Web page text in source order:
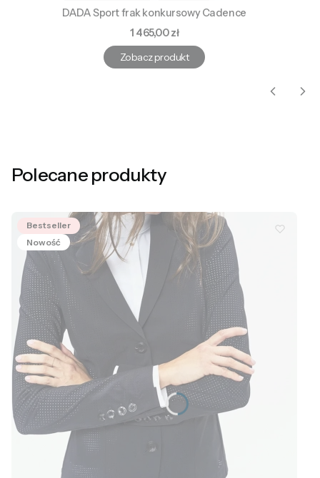
DADA Sport frak konkursowy Cadence
Cena
1 465,00 zł
Zobacz produkt
Polecane produkty
Bestseller
Nowość